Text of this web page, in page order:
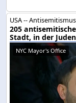
USA -- Antisemitismus
205
Stadt, in der
NYC Mayor's Office